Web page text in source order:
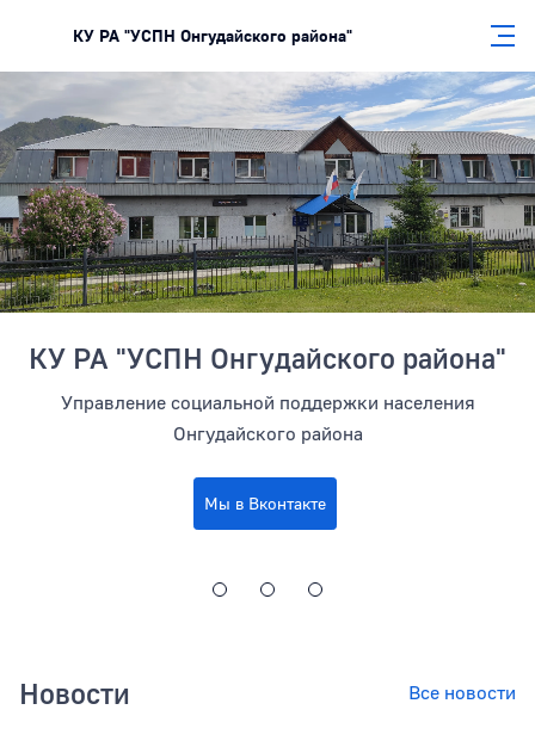
КУ РА "УСПН Онгудайского района"
Боковая панель
КУ РА "УСПН Онгудайского района"
Управление социальной поддержки населения
Онгудайского района
Мы в Вконтакте
Новости Все новости